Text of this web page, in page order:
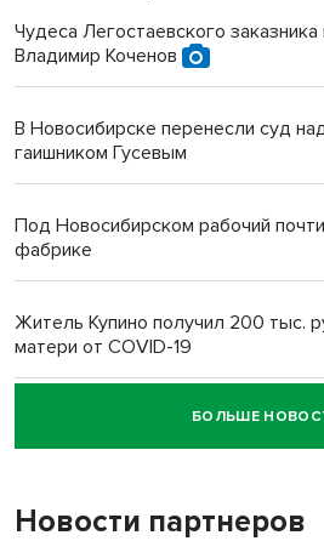
Чудеса Легостаевского
Владимир Коченов
В Новосибирске перенесли суд
гаишником Гусевым
Под Новосибирском рабочий
фабрике
Житель Купино получил 200 тыс.
матери от COVID-19
Новосибирский суд наказал
пенсионерки на вокзале
БОЛЬШЕ
Новости партнеров